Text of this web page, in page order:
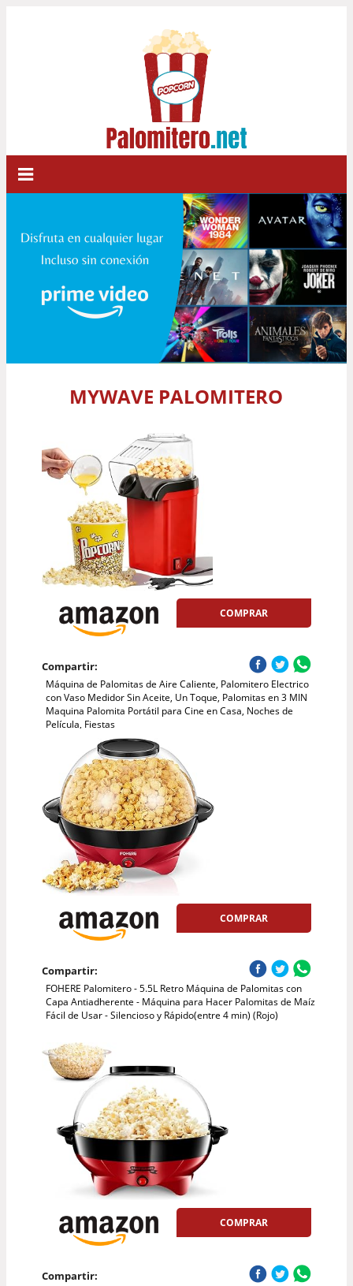
MYWAVE PALOMITERO
COMPRAR
Compartir:
Máquina de Palomitas de Aire Caliente, Palomitero Electrico
con Vaso Medidor Sin Aceite, Un Toque, Palomitas en 3 MIN
Maquina Palomita Portátil para Cine en Casa, Noches de
Película, Fiestas
COMPRAR
Compartir:
FOHERE Palomitero - 5.5L Retro Máquina de Palomitas con
Capa Antiadherente - Máquina para Hacer Palomitas de Maíz
Fácil de Usar - Silencioso y Rápido(entre 4 min) (Rojo)
COMPRAR
Compartir: